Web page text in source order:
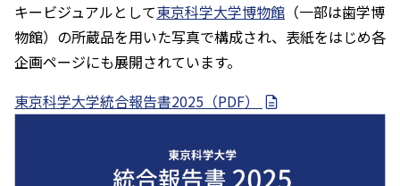
キービジュアルとして東京科学大学博物館 （一部は歯学博
物館）の所蔵品を用いた写真で構成され、表紙をはじめ各
企画ページにも展開されています。
東京科学大学統合報告書2025（PDF）